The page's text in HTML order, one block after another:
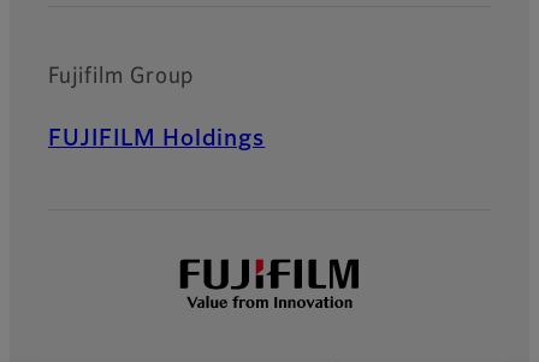
Fujifilm Group
FUJIFILM Holdings